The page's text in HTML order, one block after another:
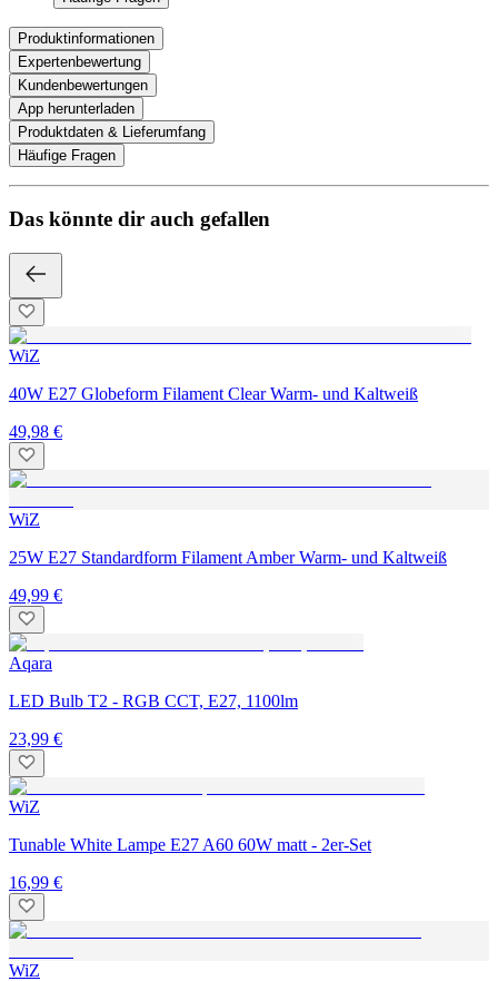
Produktinformationen
Expertenbewertung
Kundenbewertungen
App herunterladen
Produktdaten & Lieferumfang
Häufige Fragen
Das könnte dir auch gefallen
WiZ
40W E27 Globeform Filament Clear Warm- und Kaltweiß
49,98 €
WiZ
25W E27 Standardform Filament Amber Warm- und Kaltweiß
49,99 €
Aqara
LED Bulb T2 - RGB CCT, E27, 1100lm
23,99 €
WiZ
Tunable White Lampe E27 A60 60W matt - 2er-Set
16,99 €
WiZ